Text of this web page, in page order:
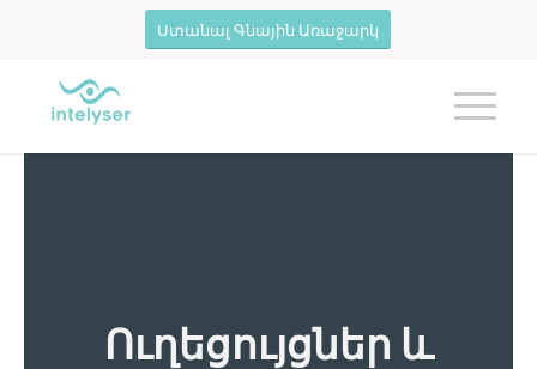
Ստանալ Գնային Առաջարկ
Ուղեցույցներ և